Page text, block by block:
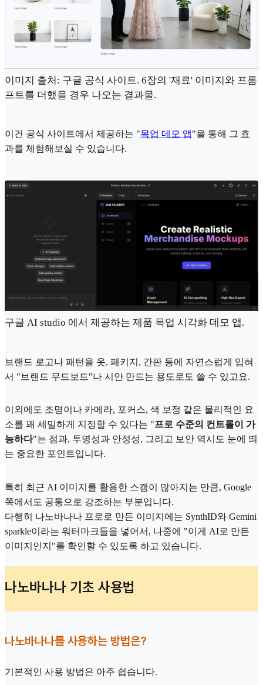
이미지 출처: 구글 공식 사이트. 6장의 '재료' 이미지와 프롬
프트를 더했을 경우 나오는 결과물.
이건 공식 사이트에서 제공하는 "목업 데모 앱"을 통해 그 효
과를 체험해보실 수 있습니다.
구글 AI studio 에서 제공하는 제품 목업 시각화 데모 앱.
브랜드 로고나 패턴을 옷, 패키지, 간판 등에 자연스럽게 입혀
서 "브랜드 무드보드"나 시안 만드는 용도로도 쓸 수 있고요.
이외에도 조명이나 카메라, 포커스, 색 보정 같은 물리적인 요
소를 꽤 세밀하게 지정할 수 있다는 "프로 수준의 컨트롤이 가
능하다"는 점과, 투명성과 안정성, 그리고 보안 역시도 눈에 띄
는 중요한 포인트입니다.
특히 최근 AI 이미지를 활용한 스캠이 많아지는 만큼, Google
쪽에서도 공통으로 강조하는 부분입니다.
다행히 나노바나나 프로로 만든 이미지에는 SynthID와 Gemini
sparkle이라는 워터마크들을 넣어서, 나중에 "이게 AI로 만든
이미지인지"를 확인할 수 있도록 하고 있습니다.
나노바나나 기초 사용법
나노바나나를 사용하는 방법은?
기본적인 사용 방법은 아주 쉽습니다.